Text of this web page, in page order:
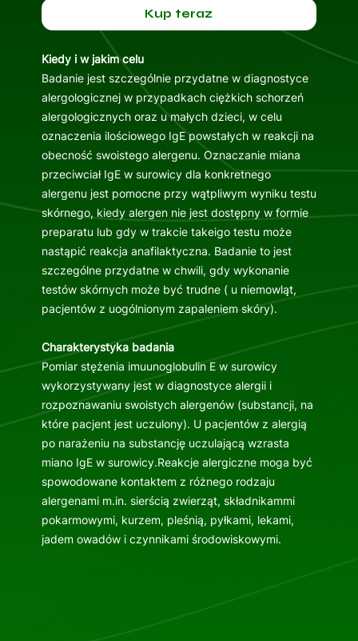
Kup teraz
Kiedy i w jakim celu
Badanie jest szczególnie przydatne w diagnostyce
alergologicznej w przypadkach ciężkich schorzeń
alergologicznych oraz u małych dzieci, w celu
oznaczenia ilościowego IgE powstałych w reakcji na
obecność swoistego alergenu. Oznaczanie miana
przeciwciał IgE w surowicy dla konkretnego
alergenu jest pomocne przy wątpliwym wyniku testu
skórnego, kiedy alergen nie jest dostępny w formie
preparatu lub gdy w trakcie takeigo testu może
nastąpić reakcja anafilaktyczna. Badanie to jest
szczególne przydatne w chwili, gdy wykonanie
testów skórnych może być trudne ( u niemowląt,
pacjentów z uogólnionym zapaleniem skóry).
Charakterystyka badania
Pomiar stężenia imuunoglobulin E w surowicy
wykorzystywany jest w diagnostyce alergii i
rozpoznawaniu swoistych alergenów (substancji, na
które pacjent jest uczulony). U pacjentów z alergią
po narażeniu na substancję uczulającą wzrasta
miano IgE w surowicy.Reakcje alergiczne moga być
spowodowane kontaktem z różnego rodzaju
alergenami m.in. sierścią zwierząt, składnikammi
pokarmowymi, kurzem, pleśnią, pyłkami, lekami,
jadem owadów i czynnikami środowiskowymi.